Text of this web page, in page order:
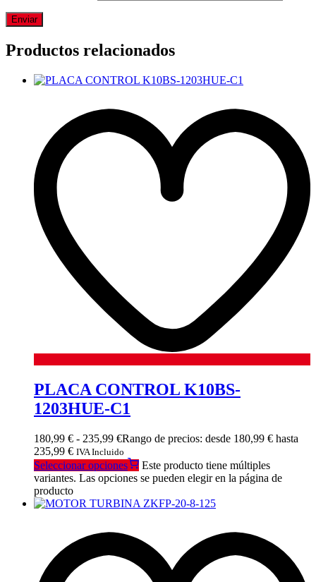
Productos relacionados
PLACA CONTROL K10BS-
1203HUE-C1
180,99 € - 235,99 €Rango de precios: desde 180,99 € hasta
235,99 € IVA Incluido
Seleccionar opciones
Este producto tiene múltiples
variantes. Las opciones se pueden elegir en la página de
producto